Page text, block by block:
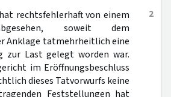
2
rechtsfehlerhaft von einem
soweit dem
Anklage tatmehrheitlich eine
zur Last gelegt worden war.
im Eröffnungsbeschluss
dieses Tatvorwurfs keine
Feststellungen hat